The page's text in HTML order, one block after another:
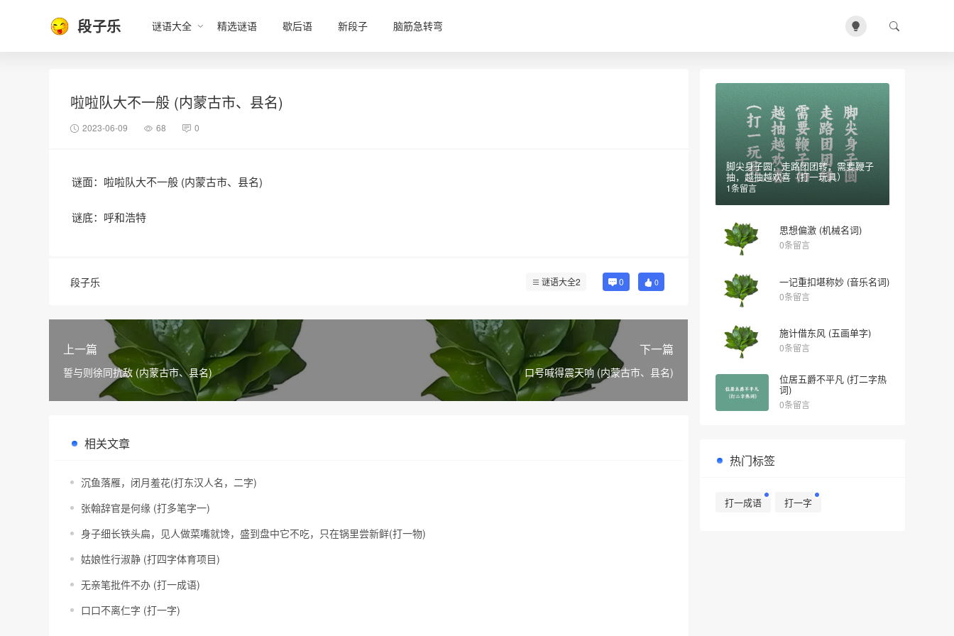
段子乐 谜语大全 精选谜语 歇后语 新段子 脑筋急转弯
啦啦队大不一般 (内蒙古市、县名)
2023-06-09 68 0
谜面：啦啦队大不一般 (内蒙古市、县名)
谜底：呼和浩特
段子乐 谜语大全2 0 0
上一篇
誓与则徐同抗敌 (内蒙古市、县名)
下一篇
口号喊得震天响 (内蒙古市、县名)
相关文章
沉鱼落雁，闭月羞花(打东汉人名，二字)
张翰辞官是何缘 (打多笔字一)
身子细长铁头扁，见人做菜嘴就馋，盛到盘中它不吃，只在锅里尝新鲜(打一物)
姑娘性行淑静 (打四字体育项目)
无亲笔批件不办 (打一成语)
口口不离仁字 (打一字)
脚尖身子圆，走路团团转，需要鞭子
抽，越抽越欢喜（打一玩具）
1条留言
思想偏激 (机械名词)
0条留言
一记重扣堪称妙 (音乐名词)
0条留言
施计借东风 (五画单字)
0条留言
位居五爵不平凡 (打二字热
词)
0条留言
热门标签
打一成语 打一字